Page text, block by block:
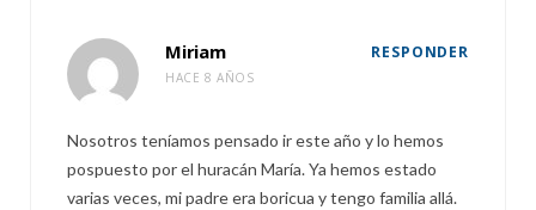
Miriam
HACE 8 AÑOS
RESPONDER
Nosotros teníamos pensado ir este año y lo hemos
pospuesto por el huracán María. Ya hemos estado
varias veces, mi padre era boricua y tengo familia allá.